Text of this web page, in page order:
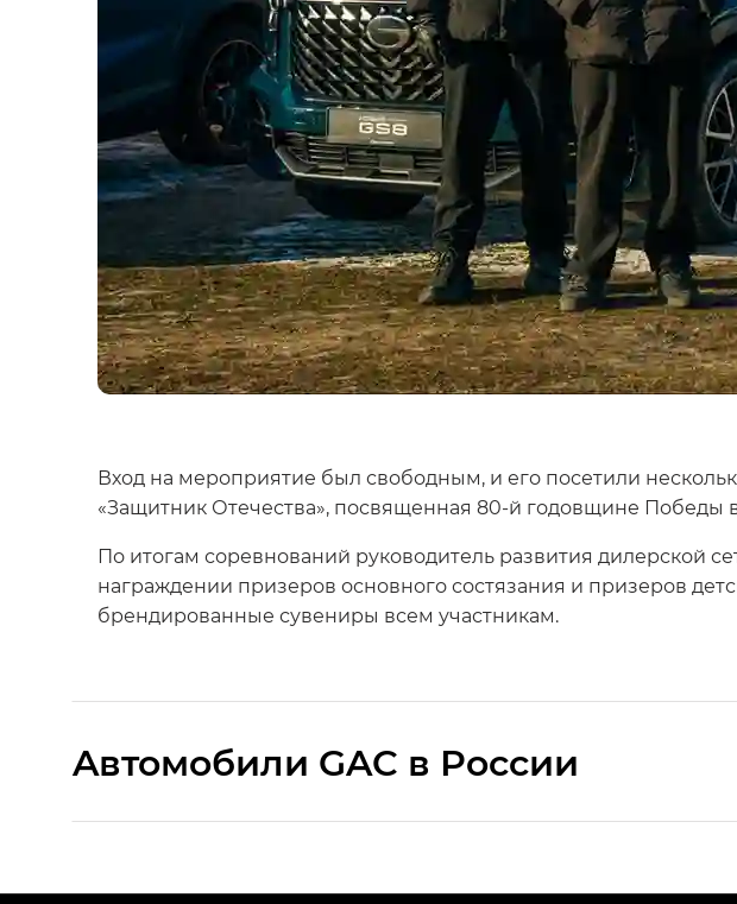
Вход на мероприятие был свободным, и его посетили
«Защитник Отечества», посвященная 80-й годовщине Победы
По итогам соревнований руководитель развития дилерской
награждении призеров основного состязания и призеров
брендированные сувениры всем участникам.
Aвтомобили GAC в России